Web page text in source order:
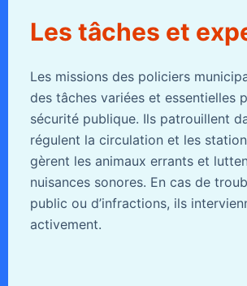
Les tâches et
Les missions des policiers
des tâches variées et essentielles
sécurité publique. Ils patrouillent
régulent la circulation et les
gèrent les animaux errants et
nuisances sonores. En cas de
public ou d’infractions, ils
activement.